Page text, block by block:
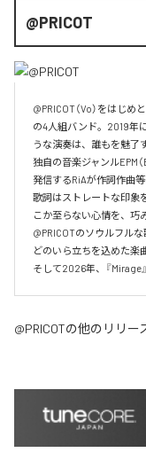
@PRICOT
@PRICOT（Vo）をはじめ
の4人組バンド。2019年
うな演奏は、誰もを魅了
独自の音楽ジャンルEPM
発信するRiAが作詞作曲
歌詞はストレートな印象
こか至らない心情を、巧
@PRICOTのソウルフル
どのいら立ちを込めた楽
そして2026年、『Mirage
@PRICOTの他のリリー